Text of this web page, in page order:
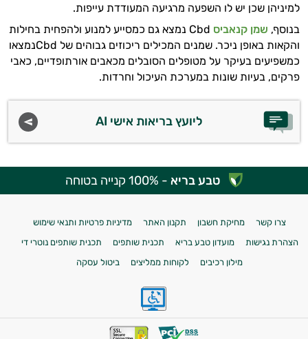
למיניהן שכן יש לו השפעה מרגיעה המעודדת עייפות.
בנוסף, שמן קנאביס Cbd נמצא גם כמסייע למנוע ולהפחית בחילות
והקאות באופן ניכר. שמנים המכילים ריכוזים גבוהים של Cbdנמצאו
כמשפיעים בעיקר על מטופלים הסובלים מכאבים אורתופדיים, כאבי
פרקים, בעיות שונות במערכת העיכול וחרדות.
ליועץ בריאות אישי AI
טבע בריא - 100% קנייה בטוחה
צרו קשר מחיקת חשבון תקנון האתר
מדיניות פרטיות ותנאי שימוש
הצהרת נגישות
מועדון טבע בריא תכנית שותפים
תכנית שותפים נוטרי די
מילון רכיבים
לקוחות ממליצים ביטול עסקה